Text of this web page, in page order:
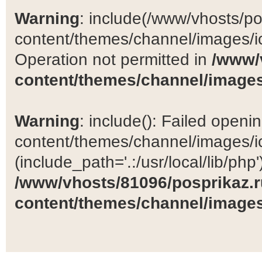
Warning: include(/www/vhosts/
content/themes/channel/
Operation not permitted in /
content/themes/channel/
Warning: include(): Failed
content/themes/channel/images/
(include_path='.:/usr/local/lib/
/www/vhosts/81096/
content/themes/channel/